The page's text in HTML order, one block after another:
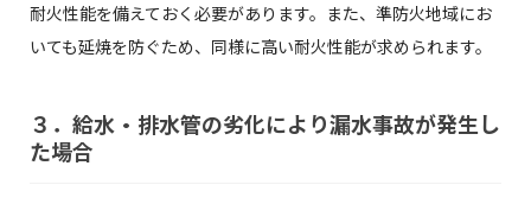
耐火性能を備えておく必要があります。また、準防火地域にお
いても延焼を防ぐため、同様に高い耐火性能が求められます。
３．給水・排水管の劣化により漏水事故が発生し
た場合